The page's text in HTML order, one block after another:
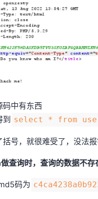
码中有东西
到 select * from
括号，就很难受了，没法
查询时，查询的数据不存
码为